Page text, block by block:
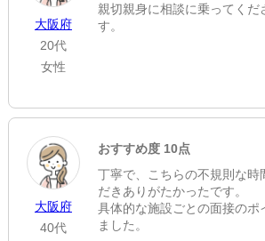
大阪府
20代
女性
親切親身に相談に乗ってくだ
す。
大阪府
40代
おすすめ度 10点
丁寧で、こちらの不規則な時
だきありがたかったです。
具体的な施設ごとの面接のポ
ました。